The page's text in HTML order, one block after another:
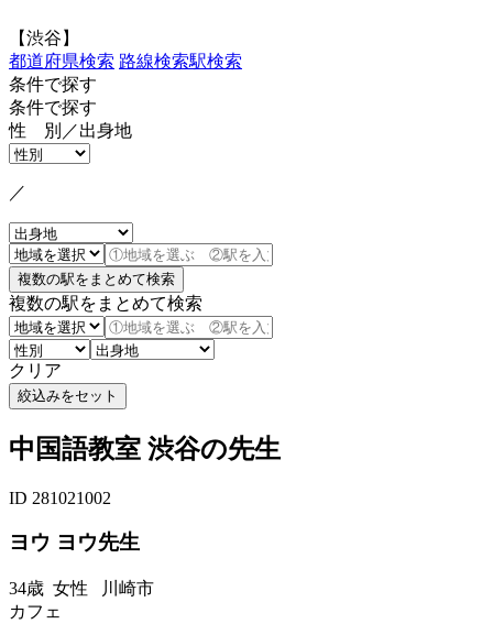
【渋谷】
都道府県検索 路線検索駅検索
条件で探す
条件で探す
性 別／出身地
／
複数の駅をまとめて検索
クリア
中国語教室 渋谷の先生
ID 281021002
ヨウ ヨウ先生
34歳 女性 川崎市
カフェ